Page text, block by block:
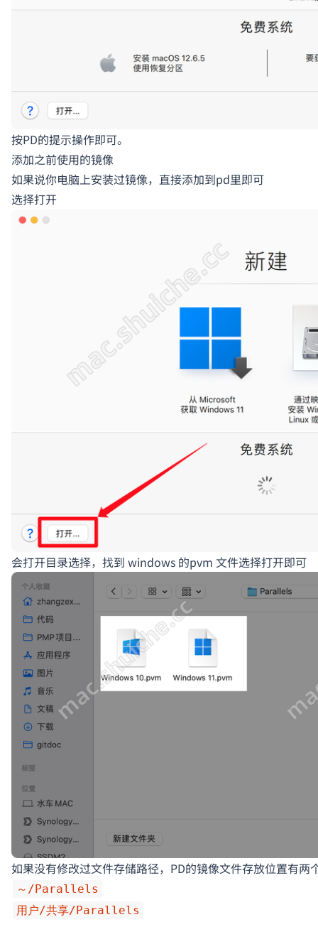
按PD的提示操作即可。
添加之前使用的镜像
如果说你电脑上安装过镜像，直接添加到pd里即可
选择打开
会打开目录选择，找到 windows 的pvm 文件选择打开即可
如果没有修改过文件存储路径，PD的镜像文件存放位置有两
～/Parallels
用户/共享/Parallels